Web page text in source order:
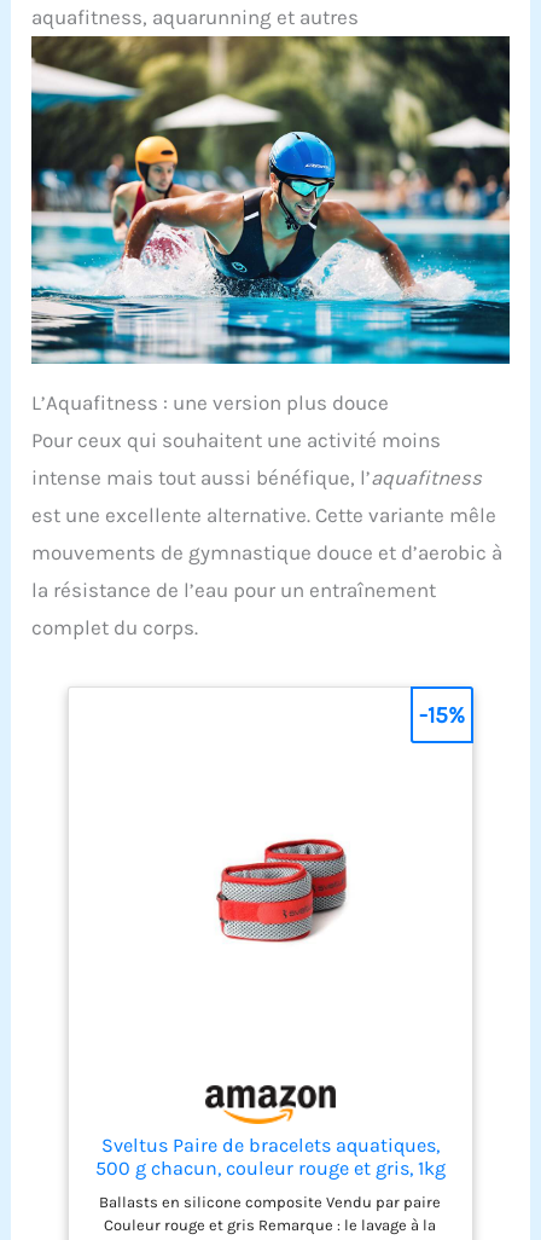
aquafitness, aquarunning et autres
L’Aquafitness : une version plus douce
Pour ceux qui souhaitent une activité moins
intense mais tout aussi bénéfique, l’aquafitness
est une excellente alternative. Cette variante mêle
mouvements de gymnastique douce et d’aerobic à
la résistance de l’eau pour un entraînement
complet du corps.
Sveltus Paire de bracelets aquatiques,
500 g chacun, couleur rouge et gris, 1kg
Ballasts en silicone composite Vendu par paire
Couleur rouge et gris Remarque : le lavage à la
-15%